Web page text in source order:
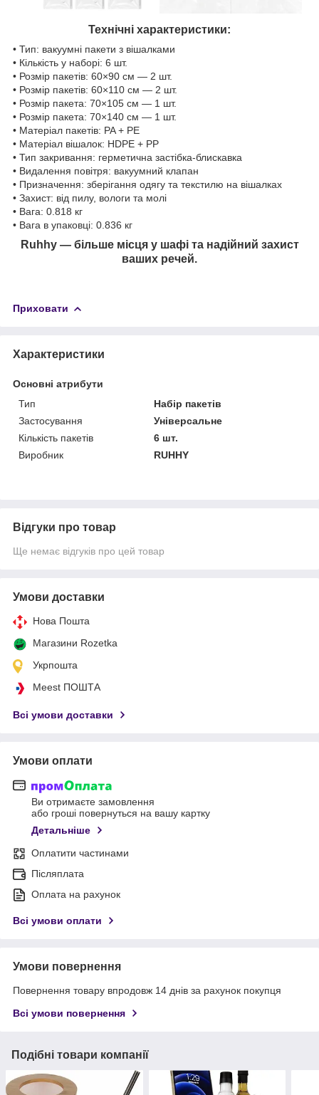
Технічні характеристики:
• Тип: вакуумні пакети з вішалками
• Кількість у наборі: 6 шт.
• Розмір пакетів: 60×90 см — 2 шт.
• Розмір пакетів: 60×110 см — 2 шт.
• Розмір пакета: 70×105 см — 1 шт.
• Розмір пакета: 70×140 см — 1 шт.
• Матеріал пакетів: PA + PE
• Матеріал вішалок: HDPE + PP
• Тип закривання: герметична застібка-блискавка
• Видалення повітря: вакуумний клапан
• Призначення: зберігання одягу та текстилю на вішалках
• Захист: від пилу, вологи та молі
• Вага: 0.818 кг
• Вага в упаковці: 0.836 кг
Ruhhy — більше місця у шафі та надійний захист
ваших речей.
Приховати
Характеристики
Основні атрибути
Тип
Набір пакетів
Застосування
Універсальне
Кількість пакетів
6 шт.
Виробник
RUHHY
Відгуки про товар
Ще немає відгуків про цей товар
Умови доставки
Нова Пошта
Магазини Rozetka
Укрпошта
Meest ПОШТА
Всі умови доставки
Умови оплати
Ви отримаєте замовлення
або гроші повернуться на вашу картку
Детальніше
Оплатити частинами
Післяплата
Оплата на рахунок
Всі умови оплати
Умови повернення
Повернення товару впродовж 14 днів за рахунок покупця
Всі умови повернення
Подібні товари компанії